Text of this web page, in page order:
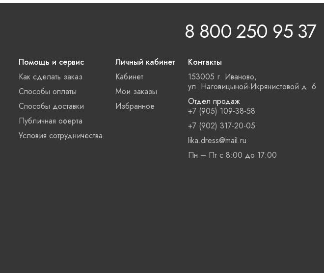
8 800 250 95 37
Помощь и сервис
Как сделать заказ
Способы оплаты
Способы доставки
Публичная оферта
Условия сотрудничества
Личный кабинет
Кабинет
Мои заказы
Избранное
Контакты
153005 г. Иваново,
ул. Наговицыной-Икрянистовой д. 6
Отдел продаж
+7 (905) 109-38-58
+7 (902) 317-20-05
lika.dress@mail.ru
Пн – Пт с 8:00 до 17:00